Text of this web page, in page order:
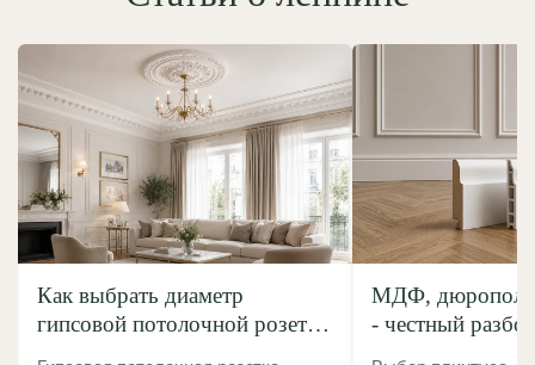
Как выбрать диаметр
гипсовой потолочной розетки
МДФ,
- честный